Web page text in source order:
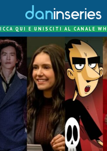
QUI E UNISCITI AL CANALE